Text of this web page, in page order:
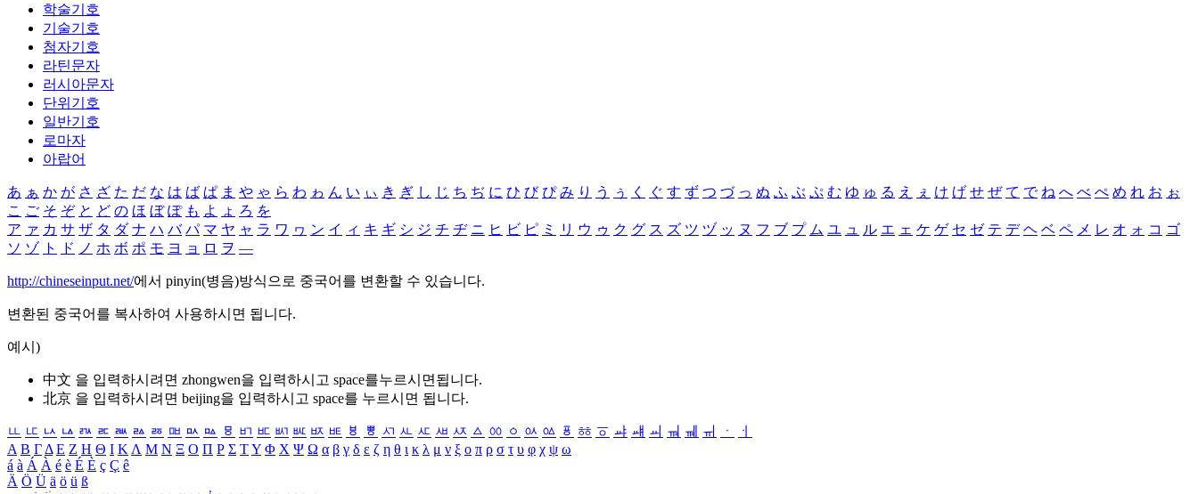
학술기호
기술기호
첨자기호
라틴문자
러시아문자
단위기호
일반기호
로마자
아랍어
あ ぁ か が さ ざ た だ な は ば ぱ ま や ゃ ら わ ゎ ん い ぃ き ぎ し じ ち ぢ に ひ び ぴ み り う ぅ く ぐ す ず つ づ っ ぬ ふ ぶ ぷ む ゆ ゅ る え ぇ け げ せ ぜ て で ね へ べ ぺ め れ お ぉ
こ ご そ ぞ と ど の ほ ぼ ぽ も よ ょ ろ を
ア ァ カ サ ザ タ ダ ナ ハ バ パ マ ヤ ャ ラ ワ ヮ ン イ ィ キ ギ シ ジ チ ヂ ニ ヒ ビ ピ ミ リ ウ ゥ ク グ ス ズ ツ ヅ ッ ヌ フ ブ プ ム ユ ュ ル エ ェ ケ ゲ セ ゼ テ デ ヘ ベ ペ メ レ オ ォ コ ゴ
ソ ゾ ト ド ノ ホ ボ ポ モ ヨ ョ ロ ヲ ―
http://chineseinput.net/에서 pinyin(병음)방식으로 중국어를 변환할 수 있습니다.
변환된 중국어를 복사하여 사용하시면 됩니다.
예시)
中文 을 입력하시려면 zhongwen을 입력하시고 space를누르시면됩니다.
北京 을 입력하시려면 beijing을 입력하시고 space를 누르시면 됩니다.
ㅥ ㅦ ㅧ ㅨ ㅩ ㅪ ㅫ ㅬ ㅭ ㅮ ㅯ ㅰ ㅱ ㅲ ㅳ ㅴ ㅵ ㅶ ㅷ ㅸ ㅹ ㅺ ㅻ ㅼ ㅽ ㅾ ㅿ ㆀ ㆁ ㆂ ㆃ ㆄ ㆅ ㆆ ㆇ ㆈ ㆉ ㆊ ㆋ ㆌ ㆍ
ㆎ
Α Β ΓΔ Ε Ζ Η Θ Ι ΚΛ Μ Ν Ξ Ο Π Ρ Σ ΤΥ Φ Χ Ψ Ω α β γ δ ε ζ η θ ι κ λ μ ν ξ ο π ρ σ τ υ φ χ ψ ω
á à Á À é è É È ç Ç ê
Ä Ö Ü ä ö ü ß